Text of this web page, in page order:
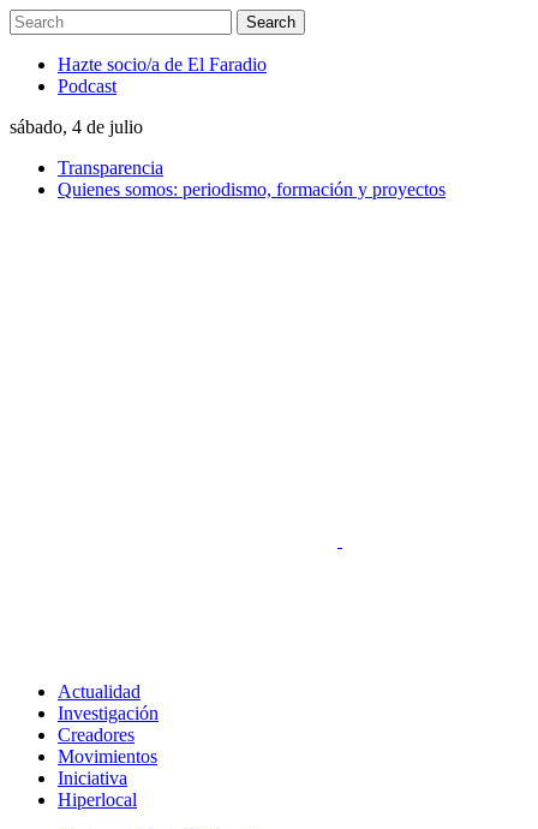
Hazte socio/a de El Faradio
Podcast
sábado, 4 de julio
Transparencia
Quienes somos: periodismo, formación y proyectos
Actualidad
Investigación
Creadores
Movimientos
Iniciativa
Hiperlocal